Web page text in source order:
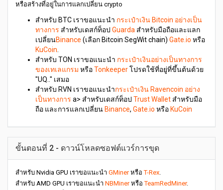
หรือสร้างที่อยู่ในการแลกเปลี่ยน crypto
สำหรับ BTC เราขอแนะนำ กระเป๋าเงิน Bitcoin อย่างเป็น
ทางการ สำหรับเดสก์ท็อป Guarda สำหรับมือถือและแลก
เปลี่ยนBinance (เลือก Bitcoin SegWit chain) Gate.io หรือ
KuCoin
สำหรับ TON เราขอแนะนำ กระเป๋าเงินอย่างเป็นทางการ
ของเทเลแกรม หรือTonkeeperโปรดใช้ที่อยู่ที่ขึ้นต้นด้วย
"UQ.." เสมอ
สำหรับ RVN เราขอแนะนำกระเป๋าเงิน Ravencoin อย่าง
เป็นทางการ a> สำหรับเดสก์ท็อป Trust Wallet สำหรับมือ
ถือ และการแลกเปลี่ยน Binance, Gate.io หรือ KuCoin
ขั้นตอนที่ 2 - ดาวน์โหลดซอฟต์แวร์การขุด
สำหรับ Nvidia GPU เราขอแนะนำ GMinerหรือT-Rex.
สำหรับ AMD GPU เราขอแนะนำ NBMinerหรือTeamRedMiner.